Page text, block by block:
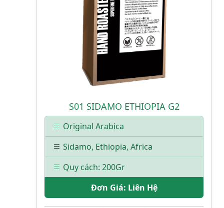
S01 SIDAMO ETHIOPIA G2
Original Arabica
Sidamo, Ethiopia, Africa
Quy cách: 200Gr
Đơn Giá: Liên Hệ